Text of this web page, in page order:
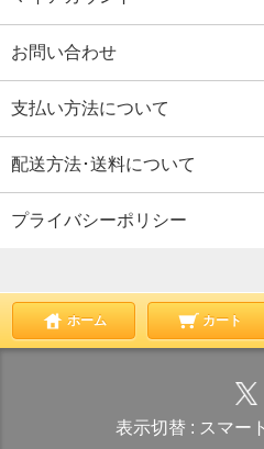
お問い合わせ
支払い方法について
配送方法･送料について
プライバシーポリシー
ホーム カート
表示切替 : スマー